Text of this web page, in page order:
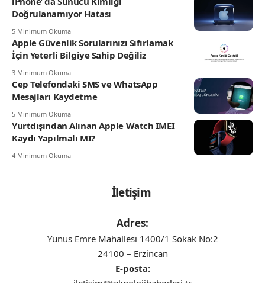
Doğrulanamıyor Hatası
5 Minimum Okuma
Apple Güvenlik Sorularınızı Sıfırlamak
İçin Yeterli Bilgiye Sahip Değiliz
3 Minimum Okuma
Cep Telefondaki SMS ve WhatsApp
Mesajları Kaydetme
5 Minimum Okuma
Yurtdışından Alınan Apple Watch IMEI
Kaydı Yapılmalı MI?
4 Minimum Okuma
İletişim
Adres:
Yunus Emre Mahallesi 1400/1 Sokak No:2
24100 – Erzincan
E-posta: